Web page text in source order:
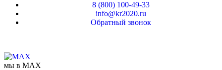
8 (800) 100-49-33
info@kr2020.ru
Обратный звонок
мы в MAX